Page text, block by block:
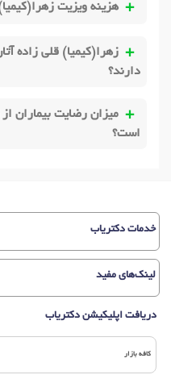
هزینه ویزیت
زهرا(کیمیا) قلی زاده
دارند؟
میزان رضایت بیماران
است؟
خدمات دکتریاب
لینک‌های مفید
دریافت اپلیکیشن دکتریاب
کافه بازار